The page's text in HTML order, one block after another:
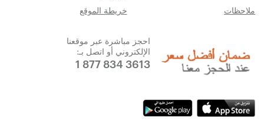
خريطة الموقع
ملاحظات
احجز مباشرة عبر موقعنا
الإلكتروني أو اتصل بـ:
1 877 834 3613